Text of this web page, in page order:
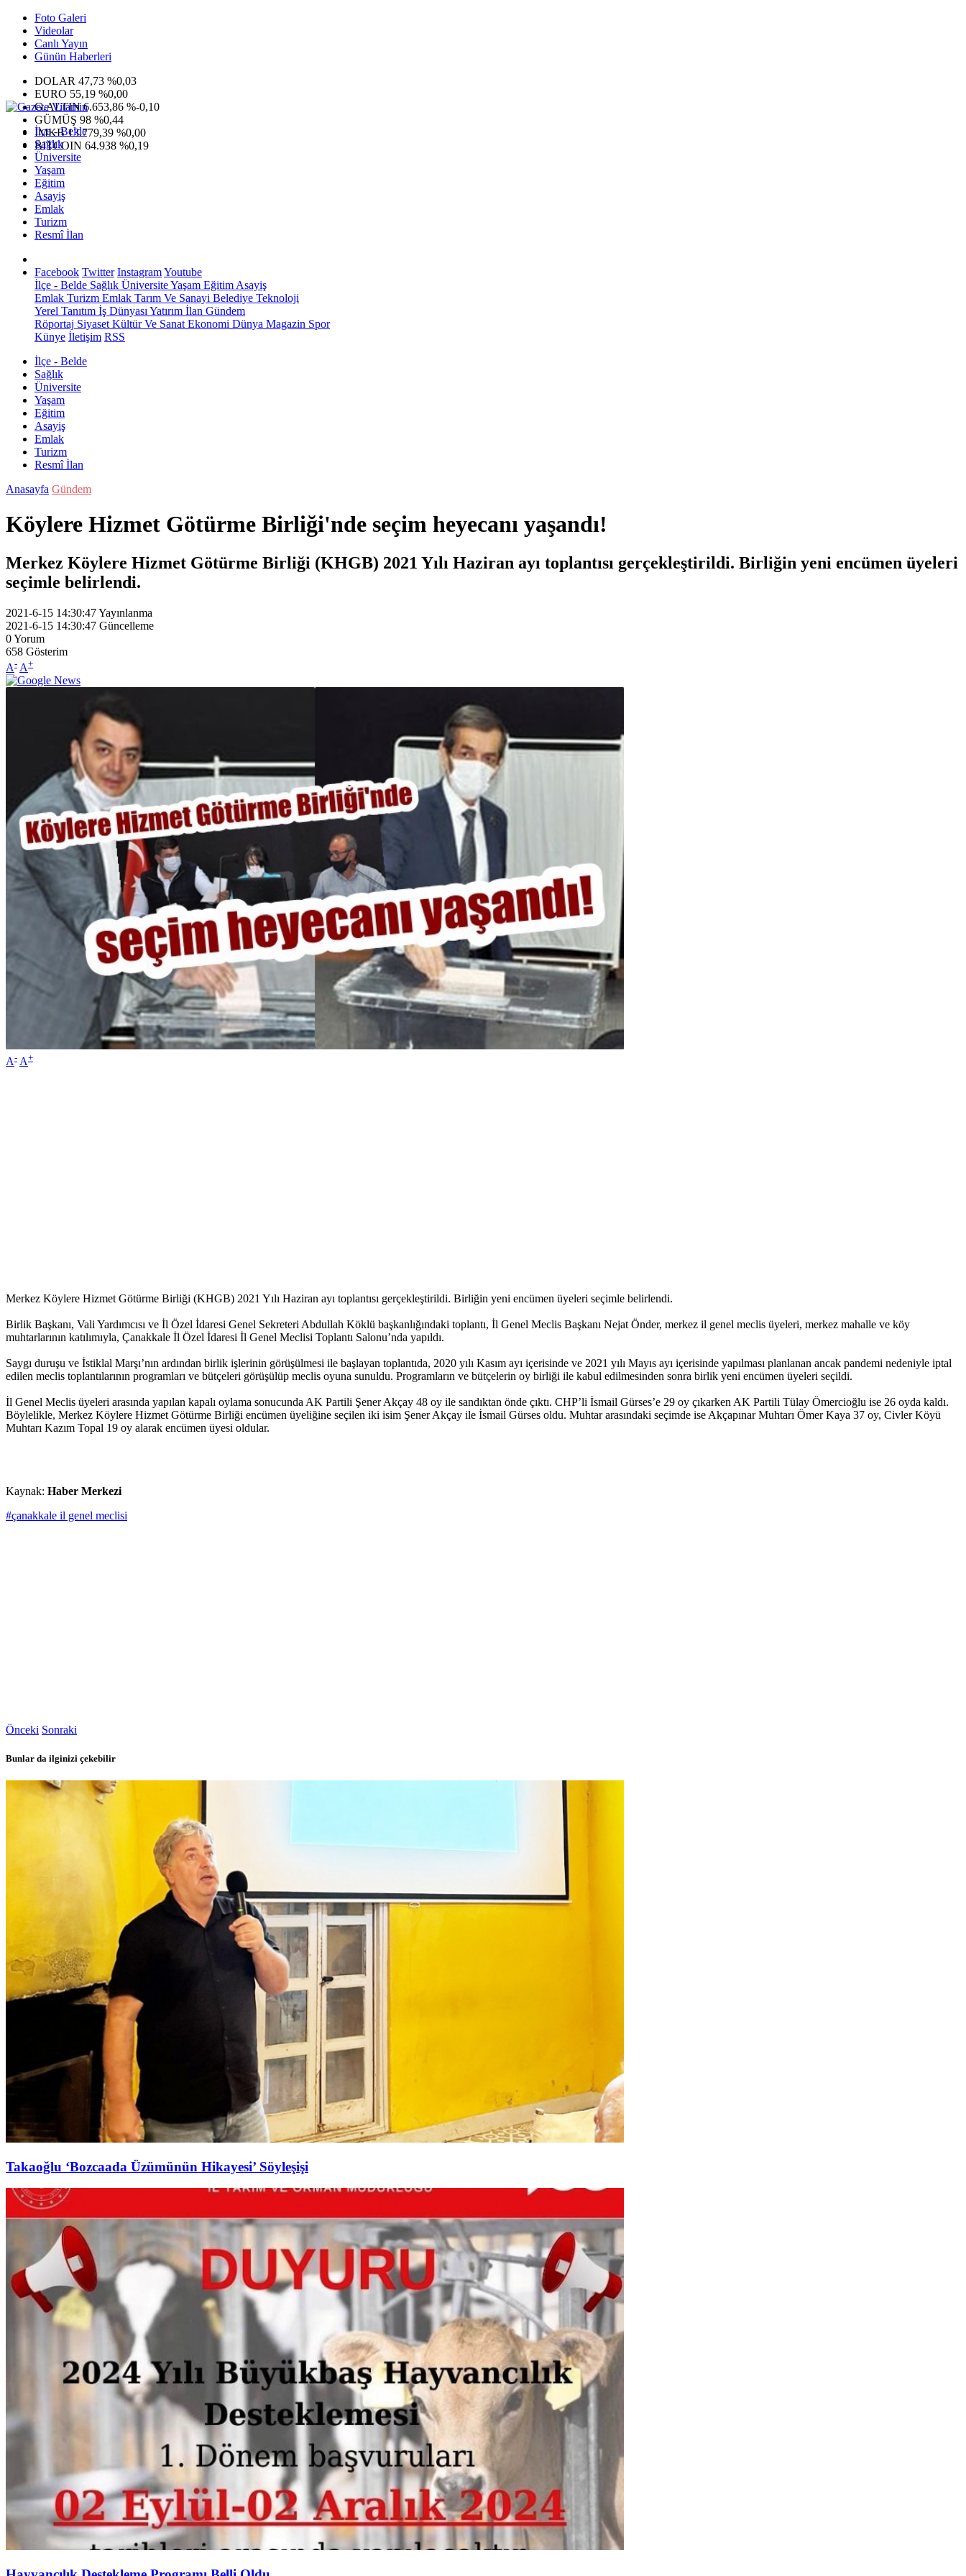
Foto Galeri
Videolar
Canlı Yayın
Günün Haberleri
DOLAR 47,73 %0,03
EURO 55,19 %0,00
G.ALTIN6.653,86 %-0,10
GÜMÜŞ 98 %0,44
IMKB13.779,39 %0,00
BITCOIN 64.938 %0,19
İlçe - Belde
Sağlık
Üniversite
Yaşam
Eğitim
Asayiş
Emlak
Turizm
Resmî İlan
Facebook Twitter InstagramYoutube
İlçe - Belde Sağlık ÜniversiteYaşam Eğitim Asayiş
Emlak Turizm Emlak Tarım Ve Sanayi Belediye Teknoloji
Yerel Tanıtım İş Dünyası Yatırım İlan Gündem
Röportaj Siyaset Kültür Ve Sanat Ekonomi Dünya Magazin Spor
Künye İletişim RSS
İlçe - Belde
Sağlık
Üniversite
Yaşam
Eğitim
Asayiş
Emlak
Turizm
Resmî İlan
Anasayfa Gündem
Köylere Hizmet Götürme Birliği'nde seçim heyecanı yaşandı!
Merkez Köylere Hizmet Götürme Birliği (KHGB) 2021 Yılı Haziran ayı toplantısı gerçekleştirildi. Birliğin yeni encümen üyeleri
seçimle belirlendi.
2021-6-15 14:30:47Yayınlanma
2021-6-15 14:30:47 Güncelleme
0Yorum
658 Gösterim
A- A+
A- A+
Merkez Köylere Hizmet Götürme Birliği (KHGB) 2021 Yılı Haziran ayı toplantısı gerçekleştirildi. Birliğin yeni encümen üyeleri seçimle belirlendi.
Birlik Başkanı, Vali Yardımcısı ve İl Özel İdaresi Genel Sekreteri Abdullah Köklü başkanlığındaki toplantı, İl Genel Meclis Başkanı Nejat Önder, merkez il genel meclis üyeleri, merkez mahalle ve köy
muhtarlarının katılımıyla, Çanakkale İl Özel İdaresi İl Genel Meclisi Toplantı Salonu’nda yapıldı.
Saygı duruşu ve İstiklal Marşı’nın ardından birlik işlerinin görüşülmesi ile başlayan toplantıda, 2020 yılı Kasım ayı içerisinde ve 2021 yılı Mayıs ayı içerisinde yapılması planlanan ancak pandemi nedeniyle iptal
edilen meclis toplantılarının programları ve bütçeleri görüşülüp meclis oyuna sunuldu. Programların ve bütçelerin oy birliği ile kabul edilmesinden sonra birlik yeni encümen üyeleri seçildi.
İl Genel Meclis üyeleri arasında yapılan kapalı oylama sonucunda AK Partili Şener Akçay 48 oy ile sandıktan önde çıktı. CHP’li İsmail Gürses’e 29 oy çıkarken AK Partili Tülay Ömercioğlu ise 26 oyda kaldı.
Böylelikle, Merkez Köylere Hizmet Götürme Birliği encümen üyeliğine seçilen iki isim Şener Akçay ile İsmail Gürses oldu. Muhtar arasındaki seçimde ise Akçapınar Muhtarı Ömer Kaya 37 oy, Civler Köyü
Muhtarı Kazım Topal 19 oy alarak encümen üyesi oldular.
Kaynak: Haber Merkezi
#çanakkale il genel meclisi
Önceki Sonraki
Bunlar da ilginizi çekebilir
Takaoğlu ‘Bozcaada Üzümünün Hikayesi’ Söyleşişi